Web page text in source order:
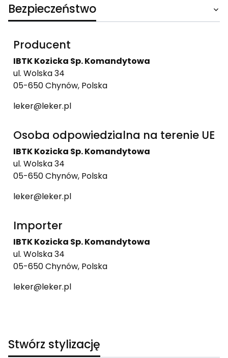
Bezpieczeństwo
Producent
IBTK Kozicka Sp. Komandytowa
ul. Wolska 34
05-650 Chynów, Polska
leker@leker.pl
Osoba odpowiedzialna na terenie UE
IBTK Kozicka Sp. Komandytowa
ul. Wolska 34
05-650 Chynów, Polska
leker@leker.pl
Importer
IBTK Kozicka Sp. Komandytowa
ul. Wolska 34
05-650 Chynów, Polska
leker@leker.pl
Stwórz stylizację